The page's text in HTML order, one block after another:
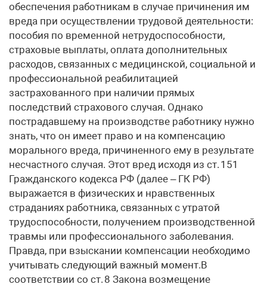
обеспечения работникам в случае причинения им
вреда при осуществлении трудовой деятельности:
пособия по временной нетрудоспособности,
страховые выплаты, оплата дополнительных
расходов, связанных с медицинской, социальной и
профессиональной реабилитацией
застрахованного при наличии прямых
последствий страхового случая. Однако
пострадавшему на производстве работнику нужно
знать, что он имеет право и на компенсацию
морального вреда, причиненного ему в результате
несчастного случая. Этот вред исходя из ст. 151
Гражданского кодекса РФ (далее – ГК РФ)
выражается в физических и нравственных
страданиях работника, связанных с утратой
трудоспособности, получением производственной
травмы или профессионального заболевания.
Правда, при взыскании компенсации необходимо
учитывать следующий важный момент.В
соответствии со ст. 8 Закона возмещение